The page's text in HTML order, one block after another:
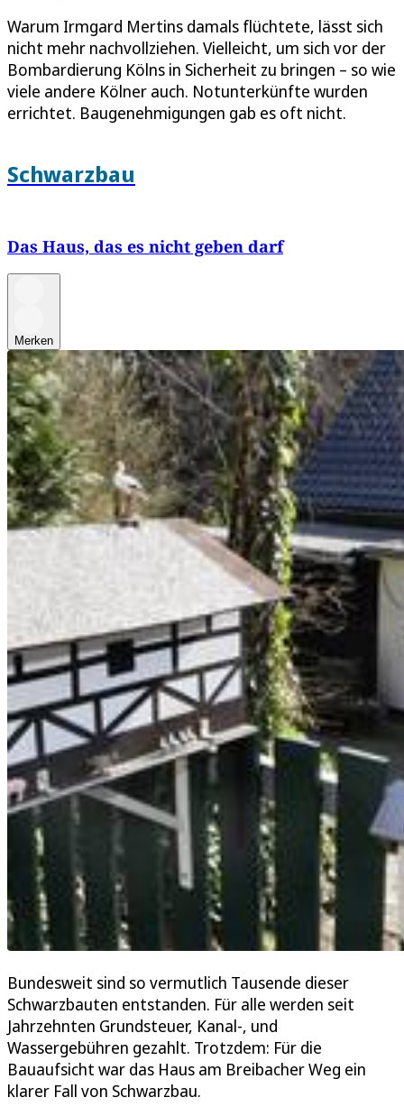
Warum Irmgard Mertins damals flüchtete, lässt sich
nicht mehr nachvollziehen. Vielleicht, um sich vor der
Bombardierung Kölns in Sicherheit zu bringen – so wie
viele andere Kölner auch. Notunterkünfte wurden
errichtet. Baugenehmigungen gab es oft nicht.
Schwarzbau
Das Haus, das es nicht geben darf
Merken
Bundesweit sind so vermutlich Tausende dieser
Schwarzbauten entstanden. Für alle werden seit
Jahrzehnten Grundsteuer, Kanal-, und
Wassergebühren gezahlt. Trotzdem: Für die
Bauaufsicht war das Haus am Breibacher Weg ein
klarer Fall von Schwarzbau.